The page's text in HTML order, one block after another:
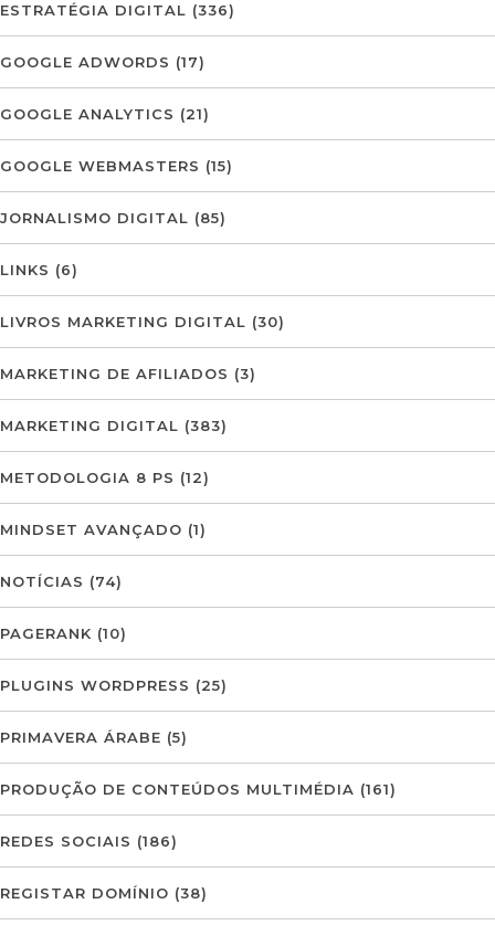
ESTRATÉGIA DIGITAL (336)
GOOGLE ADWORDS (17)
GOOGLE ANALYTICS (21)
GOOGLE WEBMASTERS (15)
JORNALISMO DIGITAL (85)
LINKS (6)
LIVROS MARKETING DIGITAL (30)
MARKETING DE AFILIADOS (3)
MARKETING DIGITAL (383)
METODOLOGIA 8 PS (12)
MINDSET AVANÇADO (1)
NOTÍCIAS (74)
PAGERANK (10)
PLUGINS WORDPRESS (25)
PRIMAVERA ÁRABE (5)
PRODUÇÃO DE CONTEÚDOS MULTIMÉDIA (161)
REDES SOCIAIS (186)
REGISTAR DOMÍNIO (38)